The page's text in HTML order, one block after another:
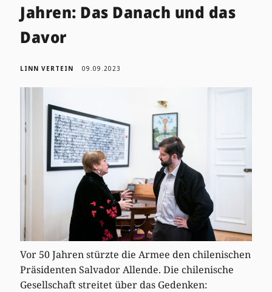
Jahren: Das Danach und das
Davor
LINN VERTEIN 09.09.2023
Vor 50 Jahren stürzte die Armee den chilenischen
Präsidenten Salvador Allende. Die chilenische
Gesellschaft streitet über das Gedenken: